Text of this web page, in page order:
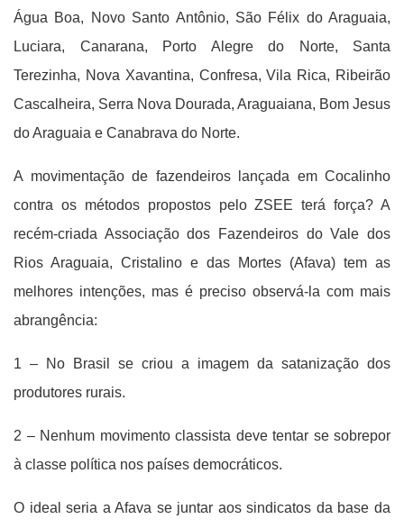
Água Boa, Novo Santo Antônio, São Félix do Araguaia,
Luciara, Canarana, Porto Alegre do Norte, Santa
Terezinha, Nova Xavantina, Confresa, Vila Rica, Ribeirão
Cascalheira, Serra Nova Dourada, Araguaiana, Bom Jesus
do Araguaia e Canabrava do Norte.
A movimentação de fazendeiros lançada em Cocalinho
contra os métodos propostos pelo ZSEE terá força? A
recém-criada Associação dos Fazendeiros do Vale dos
Rios Araguaia, Cristalino e das Mortes (Afava) tem as
melhores intenções, mas é preciso observá-la com mais
abrangência:
1 – No Brasil se criou a imagem da satanização dos
produtores rurais.
2 – Nenhum movimento classista deve tentar se sobrepor
à classe política nos países democráticos.
O ideal seria a Afava se juntar aos sindicatos da base da